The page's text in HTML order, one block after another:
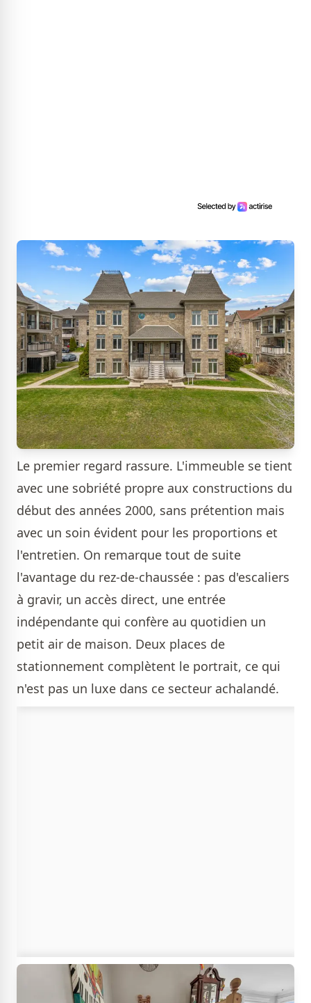
Le premier regard rassure. L'immeuble se tient
avec une sobriété propre aux constructions du
début des années 2000, sans prétention mais
avec un soin évident pour les proportions et
l'entretien. On remarque tout de suite
l'avantage du rez-de-chaussée : pas d'escaliers
à gravir, un accès direct, une entrée
indépendante qui confère au quotidien un
petit air de maison. Deux places de
stationnement complètent le portrait, ce qui
n'est pas un luxe dans ce secteur achalandé.